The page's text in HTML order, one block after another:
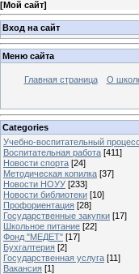
[Мой сайт]
Вход на сайт
Меню сайта
Главная страница О
Categories
Учебно-воспитательный процесс
Воспитательная работа [411]
Новости спорта [24]
Методическая копилка [37]
Новости НОУУ [233]
Новости библиотеки [10]
Профориентация [28]
Государственные закупки [17]
Школьное питание [22]
Фонд "МЕДЕТ" [17]
Бухгалтерия [2]
Государственная услуга [11]
Вакансия [1]